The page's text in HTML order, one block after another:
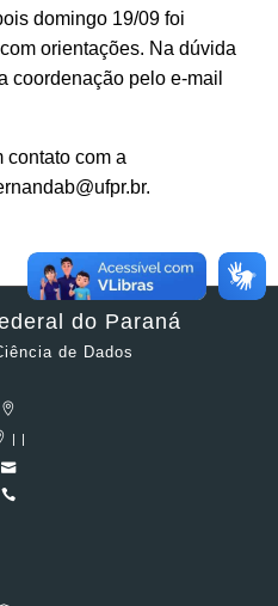
domingo 19/09 foi
orientações. Na dúvida
coordenação pelo e-mail
contato com a
do Paraná
de Dados
| |